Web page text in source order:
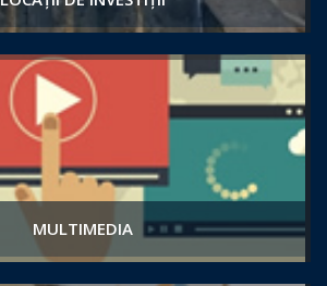
MULTIMEDIA